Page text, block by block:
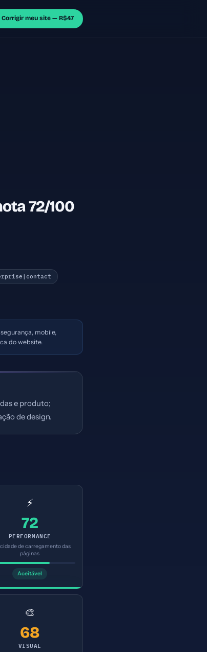
Corrigir meu site — R$47
72/100
mobile,
do website.
e produto;
de design.
⚡
72
PERFORMANCE
de carregamento das
páginas
Aceitável
🎨
68
VISUAL